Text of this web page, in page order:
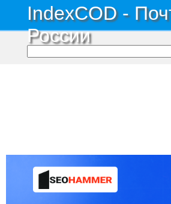
IndexCOD -
России